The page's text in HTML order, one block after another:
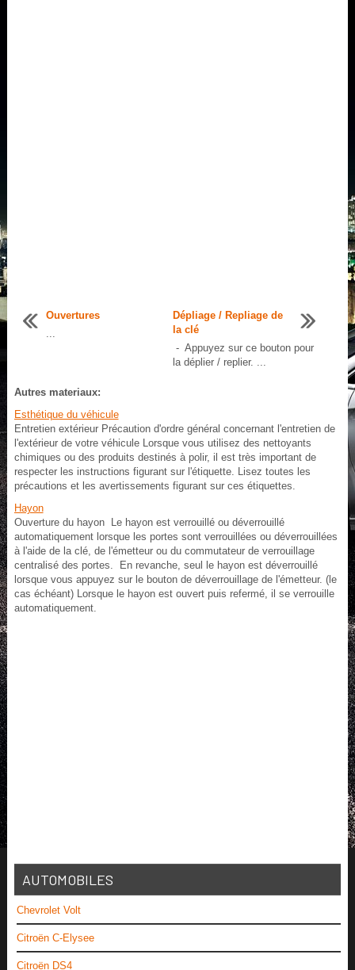
Ouvertures
...
Dépliage / Repliage de
la clé
- Appuyez sur ce bouton pour
la déplier / replier. ...
Autres materiaux:
Esthétique du véhicule
Entretien extérieur Précaution d'ordre général concernant l'entretien de
l'extérieur de votre véhicule Lorsque vous utilisez des nettoyants
chimiques ou des produits destinés à polir, il est très important de
respecter les instructions figurant sur l'étiquette. Lisez toutes les
précautions et les avertissements figurant sur ces étiquettes.
Hayon
Ouverture du hayon Le hayon est verrouillé ou déverrouillé
automatiquement lorsque les portes sont verrouillées ou déverrouillées
à l'aide de la clé, de l'émetteur ou du commutateur de verrouillage
centralisé des portes. En revanche, seul le hayon est déverrouillé
lorsque vous appuyez sur le bouton de déverrouillage de l'émetteur. (le
cas échéant) Lorsque le hayon est ouvert puis refermé, il se verrouille
automatiquement.
AUTOMOBILES
Chevrolet Volt
Citroën C-Elysee
Citroën DS4